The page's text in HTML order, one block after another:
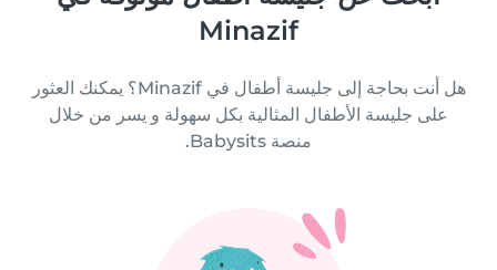
Minazif
هل أنت بحاجة إلى جليسة أطفال في Minazif؟ يمكنك العثور
على جليسة الأطفال المثالية بكل سهولة و يسر من خلال
منصة Babysits.